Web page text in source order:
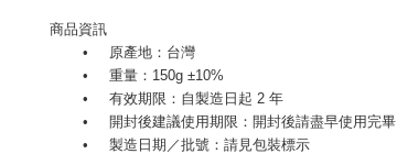
商品資訊
•
原產地：台灣
•
重量：150g ±10%
•
有效期限：自製造日起 2 年
•
開封後建議使用期限：開封後請盡早使用完畢
•
製造日期／批號：請見包裝標示